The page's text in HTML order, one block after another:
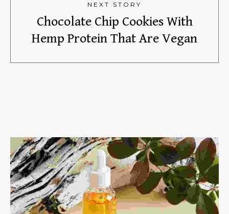
NEXT STORY
Chocolate Chip Cookies With
Hemp Protein That Are Vegan